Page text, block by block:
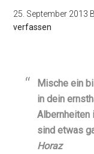
25. September 2013
verfassen
Mische ein
in dein
Albernheiten
sind etwas
Horaz